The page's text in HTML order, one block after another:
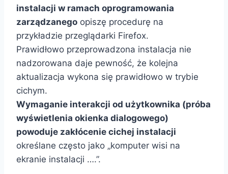
instalacji w ramach oprogramowania
zarządzanego opiszę procedurę na
przykładzie przeglądarki Firefox.
Prawidłowo przeprowadzona instalacja nie
nadzorowana daje pewność, że kolejna
aktualizacja wykona się prawidłowo w trybie
cichym.
Wymaganie interakcji od użytkownika (próba
wyświetlenia okienka dialogowego)
powoduje zakłócenie cichej instalacji
określane często jako „komputer wisi na
ekranie instalacji ….”.